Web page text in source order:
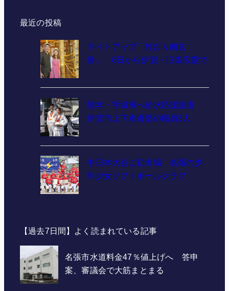
最近の投稿
ライトアップ「竹灯り幽玄
祭」 8日から伊賀・旧崇広堂で
熊本・宇城市へ給水応援派遣
伊賀市上下水道部の職員3人
中日本大会に初出場 名張の少
年少女ソフトボールクラブ
【過去7日間】よく読まれている記事